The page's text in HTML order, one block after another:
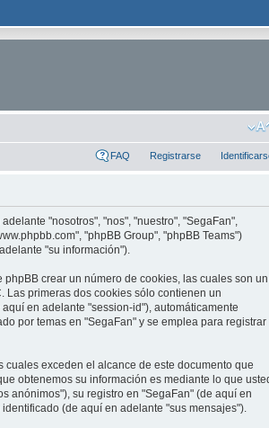
FAQ Registrarse
"nosotros", "nos", "nuestro", "SegaFan",
"phpBB Group", "phpBB Teams")
"su información").
crear un número de cookies, las cuales son un
Las primeras dos cookies sólo contienen un
en adelante "session-id"), automáticamente
por temas en "SegaFan" y se emplea para registrar
exceden el alcance de este documento que
obtenemos su información es mediante lo que
anónimos"), su registro en "SegaFan" (de aquí en
(de aquí en adelante "sus mensajes").